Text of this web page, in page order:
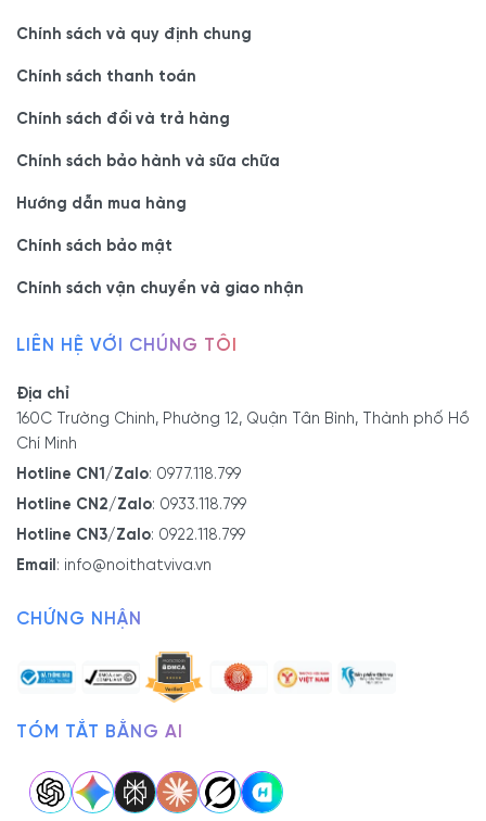
- Showroom 2: 606 Nguyễn Văn Quá, phường Đông Hưng
Cách 2: Truy cập link đặt hàng sản phẩm trên
website: https://noithatviva.vn/noi-that-bep/bo-
ghe-boc-ni-chan-sat-mat-da-xep-gon-hien-dai-
facebook: https://www.facebook.com/noithatviva.vn
Cách 4: Liên hệ Hotline/ Zalo/ Viber:
Cách 5: Liên hệ email:
Nội thất Viva luôn sẵn sàng phục vụ quý khách!
Dưới đây là hình ảnh thực tế bộ sản phẩm:
Chính sách và quy định chung
Chính sách thanh toán
Chính sách đổi và trả hàng
Chính sách bảo hành và sữa chữa
Hướng dẫn mua hàng
Chính sách bảo mật
Chính sách vận chuyển và giao nhận
LIÊN HỆ VỚI CHÚNG TÔI
Địa chỉ
160C Trường Chinh, Phường 12, Quận Tân Bình, Thành phố Hồ
Chí Minh
Hotline CN1/Zalo: 0977.118.799
Hotline CN2/Zalo: 0933.118.799
Hotline CN3/Zalo: 0922.118.799
Email : info@noithatviva.vn
CHỨNG NHẬN
TÓM TẮT BẰNG AI